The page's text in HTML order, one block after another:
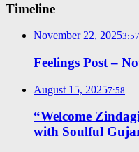
Timeline
November 22, 20253:57
Feelings Post –
August 15, 20257:58
“Welcome
with Soulful